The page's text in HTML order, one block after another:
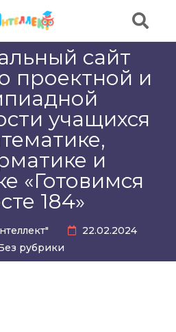
сайт
проектной и
учащихся
и
«Готовимся
184»
22.02.2024
рубрики